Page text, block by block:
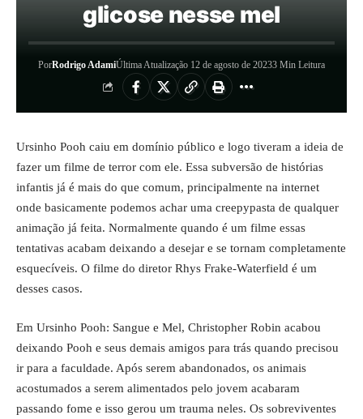
glicose nesse mel
PorRodrigo AdamiÚltima Atualização 12 de agosto de 20233 Min Leitura
Ursinho Pooh caiu em domínio público e logo tiveram a ideia de
fazer um filme de terror com ele. Essa subversão de histórias
infantis já é mais do que comum, principalmente na internet
onde basicamente podemos achar uma creepypasta de qualquer
animação já feita. Normalmente quando é um filme essas
tentativas acabam deixando a desejar e se tornam completamente
esquecíveis. O filme do diretor Rhys Frake-Waterfield é um
desses casos.
Em Ursinho Pooh: Sangue e Mel, Christopher Robin acabou
deixando Pooh e seus demais amigos para trás quando precisou
ir para a faculdade. Após serem abandonados, os animais
acostumados a serem alimentados pelo jovem acabaram
passando fome e isso gerou um trauma neles. Os sobreviventes